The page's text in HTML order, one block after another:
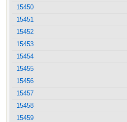
15450
15451
15452
15453
15454
15455
15456
15457
15458
15459